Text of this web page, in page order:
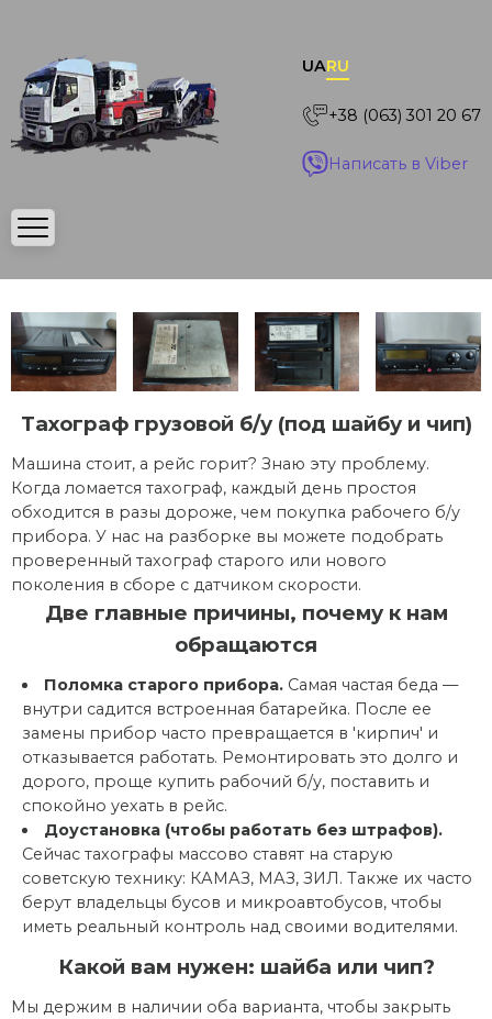
UARU
+38 (063) 301 20 67
Написать в Viber
Тахограф грузовой б/у (под шайбу и чип)
Машина стоит, а рейс горит? Знаю эту проблему.
Когда ломается тахограф, каждый день простоя
обходится в разы дороже, чем покупка рабочего б/у
прибора. У нас на разборке вы можете подобрать
проверенный тахограф старого или нового
поколения в сборе с датчиком скорости.
Две главные причины, почему к нам
обращаются
Поломка старого прибора. Самая частая беда —
внутри садится встроенная батарейка. После ее
замены прибор часто превращается в 'кирпич' и
отказывается работать. Ремонтировать это долго и
дорого, проще купить рабочий б/у, поставить и
спокойно уехать в рейс.
Доустановка (чтобы работать без штрафов).
Сейчас тахографы массово ставят на старую
советскую технику: КАМАЗ, МАЗ, ЗИЛ. Также их часто
берут владельцы бусов и микроавтобусов, чтобы
иметь реальный контроль над своими водителями.
Какой вам нужен: шайба или чип?
Мы держим в наличии оба варианта, чтобы закрыть